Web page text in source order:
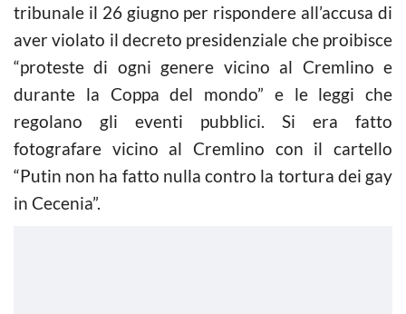
tribunale il 26 giugno per rispondere all’accusa di
aver violato il decreto presidenziale che proibisce
“proteste di ogni genere vicino al Cremlino e
durante la Coppa del mondo” e le leggi che
regolano gli eventi pubblici. Si era fatto
fotografare vicino al Cremlino con il cartello
“Putin non ha fatto nulla contro la tortura dei gay
in Cecenia”.